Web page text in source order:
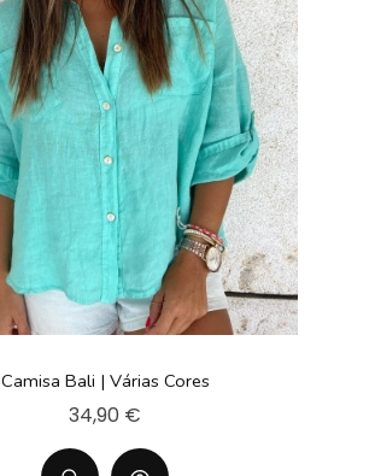
Camisa Bali | Várias Cores
34,90 €